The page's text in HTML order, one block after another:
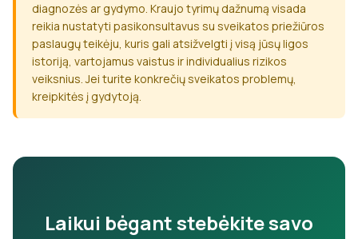
diagnozės ar gydymo. Kraujo tyrimų dažnumą visada
reikia nustatyti pasikonsultavus su sveikatos priežiūros
paslaugų teikėju, kuris gali atsižvelgti į visą jūsų ligos
istoriją, vartojamus vaistus ir individualius rizikos
veiksnius. Jei turite konkrečių sveikatos problemų,
kreipkitės į gydytoją.
Laikui bėgant stebėkite savo